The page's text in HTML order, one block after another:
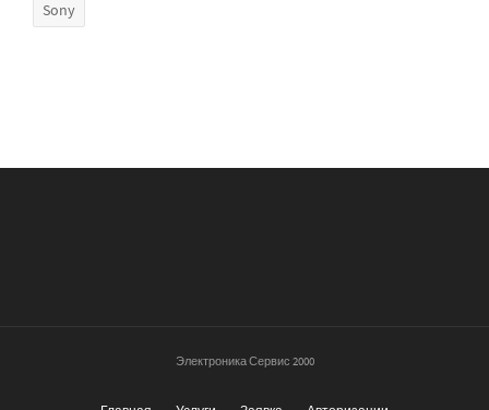
Sony
Электроника Сервис 2000